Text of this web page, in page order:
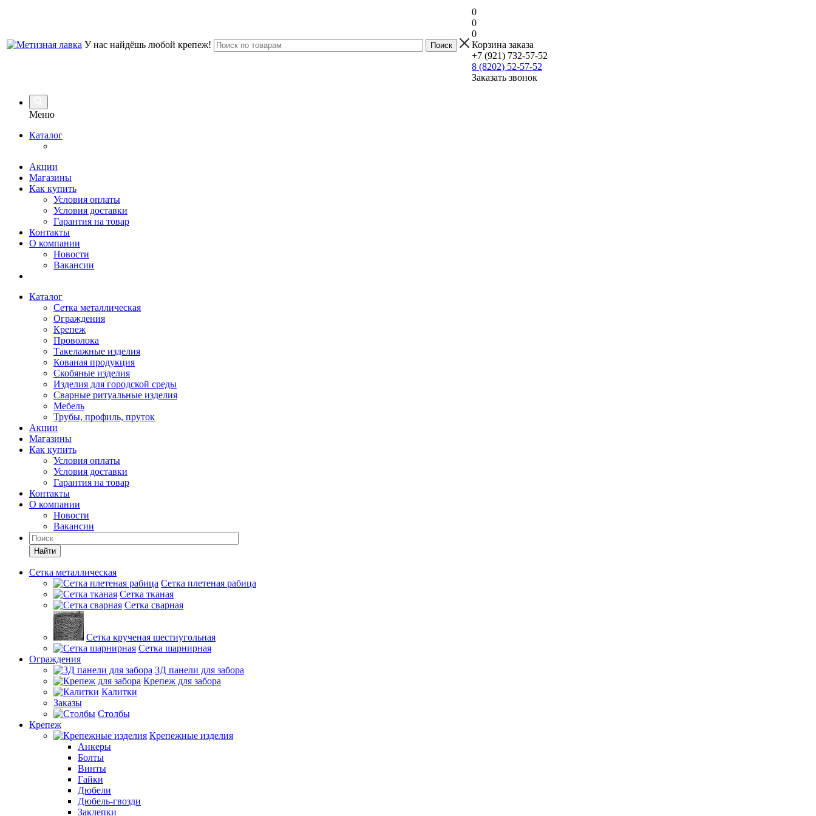
У нас найдёшь любой крепеж!
0
0
0
Корзина заказа
+7 (921) 732-57-52
8 (8202) 52-57-52
Заказать звонок
Меню
Каталог
Акции
Магазины
Как купить
Условия оплаты
Условия доставки
Гарантия на товар
Контакты
О компании
Новости
Вакансии
Каталог
Сетка металлическая
Ограждения
Крепеж
Проволока
Такелажные изделия
Кованая продукция
Скобяные изделия
Изделия для городской среды
Сварные ритуальные изделия
Мебель
Трубы, профиль, пруток
Акции
Магазины
Как купить
Условия оплаты
Условия доставки
Гарантия на товар
Контакты
О компании
Новости
Вакансии
Найти
Сетка металлическая
Сетка плетеная рабица
Сетка тканая
Сетка сварная
Сетка крученая шестиугольная
Сетка шарнирная
Ограждения
3Д панели для забора
Крепеж для забора
Калитки
Заказы
Столбы
Крепеж
Крепежные изделия
Анкеры
Болты
Винты
Гайки
Дюбели
Дюбель-гвозди
Заклепки